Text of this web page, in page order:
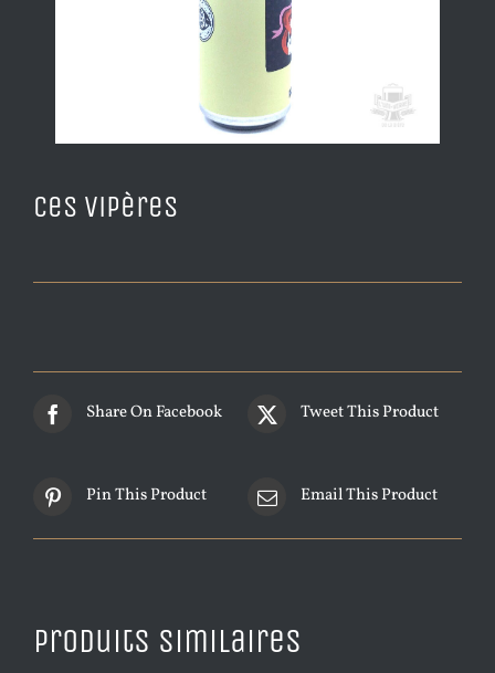
Ces Vipères
Share On Facebook Tweet This Product
Pin This Product Email This Product
Produits similaires